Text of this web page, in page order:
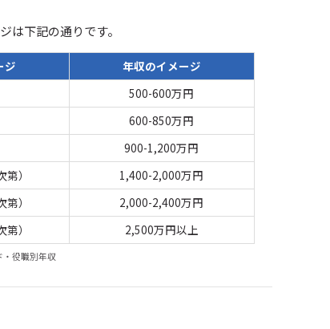
は下記の通りです。
ジ
年収のイメージ
500-600万円
600-850万円
900-1,200万円
）
1,400-2,000万円
）
2,000-2,400万円
） 2,500万円以上
役職別年収